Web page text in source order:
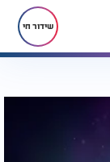
שידור חי